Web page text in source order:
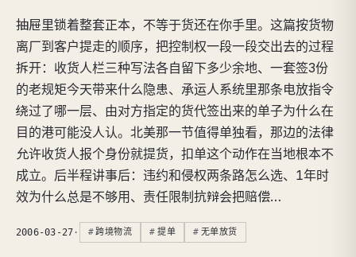
抽屉里锁着整套正本，不等于货还在你手里。这篇按货物
离厂到客户提走的顺序，把控制权一段一段交出去的过程
拆开：收货人栏三种写法各自留下多少余地、一套签3份
的老规矩今天带来什么隐患、承运人系统里那条电放指令
绕过了哪一层、由对方指定的货代签出来的单子为什么在
目的港可能没人认。北美那一节值得单独看，那边的法律
允许收货人报个身份就提货，扣单这个动作在当地根本不
成立。后半程讲事后：违约和侵权两条路怎么选、1年时
效为什么总是不够用、责任限制抗辩会把赔偿…
2006-03-27 · 跨境物流 提单 无单放货